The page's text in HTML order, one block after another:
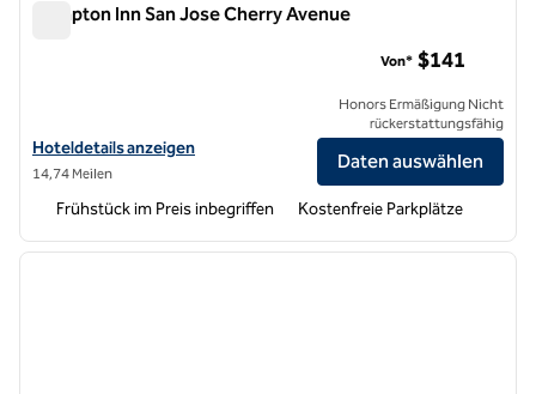
Hampton Inn San Jose Cherry Avenue
Hoteldetails für das Hampton Inn San Jose Cherry Ave anzeigen
Hoteldetails anzeigen
14,74 Meilen
Von* $141
Honors Ermäßigung Nicht
rückerstattungsfähig
Daten auswählen
Frühstück im Preis inbegriffen Kostenfreie Parkplätze
1 von 12